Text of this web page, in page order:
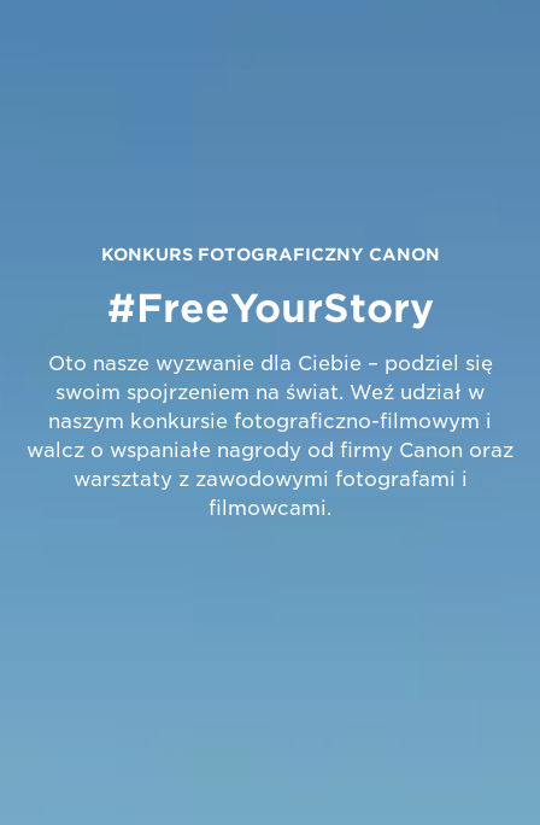
KONKURS FOTOGRAFICZNY CANON
#FreeYourStory
Oto nasze wyzwanie dla Ciebie – podziel się
swoim spojrzeniem na świat. Weź udział w
naszym konkursie fotograficzno-filmowym i
walcz o wspaniałe nagrody od firmy Canon oraz
warsztaty z zawodowymi fotografami i
filmowcami.